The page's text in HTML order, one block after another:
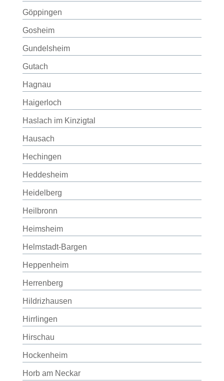
Göppingen
Gosheim
Gundelsheim
Gutach
Hagnau
Haigerloch
Haslach im Kinzigtal
Hausach
Hechingen
Heddesheim
Heidelberg
Heilbronn
Heimsheim
Helmstadt-Bargen
Heppenheim
Herrenberg
Hildrizhausen
Hirrlingen
Hirschau
Hockenheim
Horb am Neckar